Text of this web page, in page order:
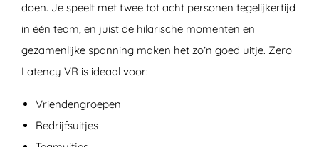
doen. Je speelt met twee tot acht personen tegelijkertijd
in één team, en juist de hilarische momenten en
gezamenlijke spanning maken het zo’n goed uitje. Zero
Latency VR is ideaal voor:
Vriendengroepen
Bedrijfsuitjes